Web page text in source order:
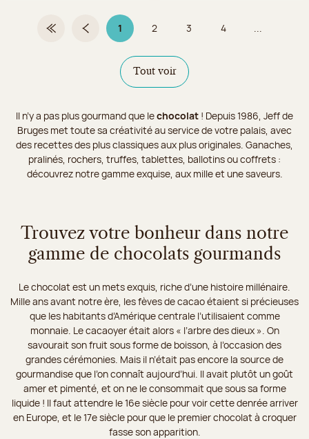
Première pagePage précédente
1Page 1 sur 9
Page
2 Page
3 Page
4 ...
Tout voir
Il n’y a pas plus gourmand que lechocolat ! Depuis 1986, Jeff de
Bruges met toute sa créativité au service de votre palais, avec
des recettes des plus classiques aux plus originales. Ganaches,
pralinés, rochers, truffes, tablettes, ballotins ou coffrets :
découvrez notre gamme exquise, aux mille et une saveurs.
Trouvez votre bonheur dans notre
gamme de chocolats gourmands
Le chocolat est un mets exquis, riche d’une histoire millénaire.
Mille ans avant notre ère, les fèves de cacao étaient si précieuses
que les habitants d’Amérique centrale l’utilisaient comme
monnaie. Le cacaoyer était alors « l’arbre des dieux ». On
savourait son fruit sous forme de boisson, à l’occasion des
grandes cérémonies. Mais il n’était pas encore la source de
gourmandise que l’on connaît aujourd’hui. Il avait plutôt un goût
amer et pimenté, et on ne le consommait que sous sa forme
liquide ! Il faut attendre le 16e siècle pour voir cette denrée arriver
en Europe, et le 17e siècle pour que le premier chocolat à croquer
fasse son apparition.